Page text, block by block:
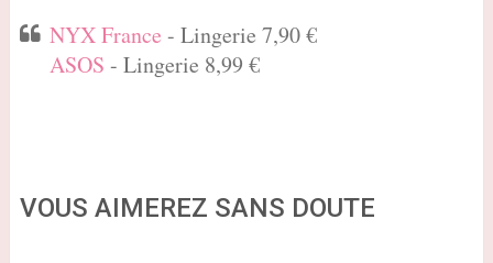
NYX France - Lingerie 7,90 €
ASOS - Lingerie 8,99 €
VOUS AIMEREZ SANS DOUTE